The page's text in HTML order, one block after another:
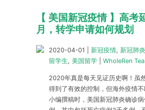
【 美国新冠疫情 】高考
月，转学申请如何规划
2020-04-01 新冠疫情, 新冠肺炎
留学生, 美国留学 WholeRen
2020年真是每天见证历史啊！虽
得到了有效的控制，但海外疫情
小编撰稿时，美国新冠肺炎确诊